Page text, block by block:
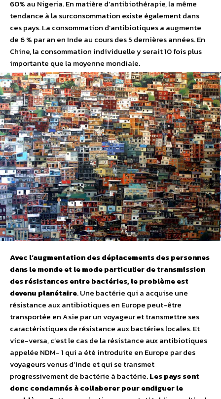
60% au Nigeria. En matière d’antibiothérapie, la même
tendance à la surconsommation existe également dans
ces pays. La consommation d’antibiotiques a augmente
de 6 % par an en Inde au cours des 5 dernières années. En
Chine, la consommation individuelle y serait 10 fois plus
importante que la moyenne mondiale.
Avec l’augmentation des déplacements des personnes
dans le monde et le mode particulier de transmission
des résistances entre bactéries, le problème est
devenu planétaire. Une bactérie qui a acquise une
résistance aux antibiotiques en Europe peut-être
transportée en Asie par un voyageur et transmettre ses
caractéristiques de résistance aux bactéries locales. Et
vice-versa, c’est le cas de la résistance aux antibiotiques
appelée NDM- 1 qui a été introduite en Europe par des
voyageurs venus d’Inde et qui se transmet
progressivement de bactérie à bactérie.Les pays sont
donc condamnés à collaborer pour endiguer le